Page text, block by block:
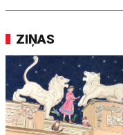
ZIŅAS